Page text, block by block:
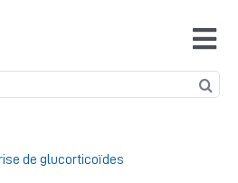
de glucorticoïdes